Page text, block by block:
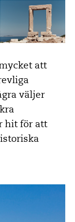
att
väljer
hit för att